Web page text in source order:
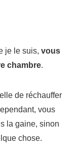
je le suis, vous
chambre.
de réchauffer
vous
la gaine, sinon
chose.